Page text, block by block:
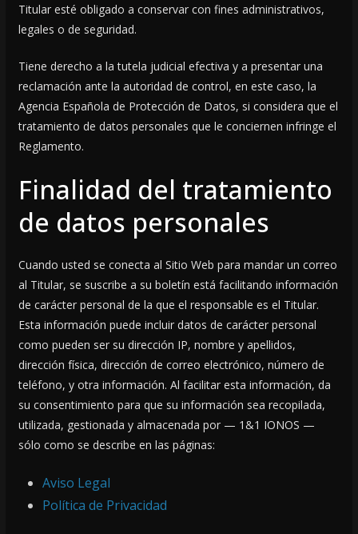
Titular esté obligado a conservar con fines administrativos,
legales o de seguridad.
Tiene derecho a la tutela judicial efectiva y a presentar una
reclamación ante la autoridad de control, en este caso, la
Agencia Española de Protección de Datos, si considera que el
tratamiento de datos personales que le conciernen infringe el
Reglamento.
Finalidad del tratamiento
de datos personales
Cuando usted se conecta al Sitio Web para mandar un correo
al Titular, se suscribe a su boletín está facilitando información
de carácter personal de la que el responsable es el Titular.
Esta información puede incluir datos de carácter personal
como pueden ser su dirección IP, nombre y apellidos,
dirección física, dirección de correo electrónico, número de
teléfono, y otra información. Al facilitar esta información, da
su consentimiento para que su información sea recopilada,
utilizada, gestionada y almacenada por — 1&1 IONOS —
sólo como se describe en las páginas:
Aviso Legal
Política de Privacidad